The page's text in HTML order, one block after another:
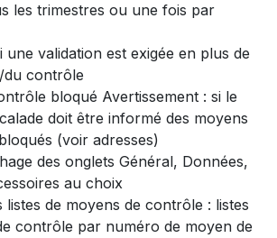
les trimestres ou une fois par
une validation est exigée en plus de
du contrôle
bloqué Avertissement : si le
doit être informé des moyens
(voir adresses)
des onglets Général, Données,
au choix
listes de moyens de contrôle : listes
contrôle par numéro de moyen de